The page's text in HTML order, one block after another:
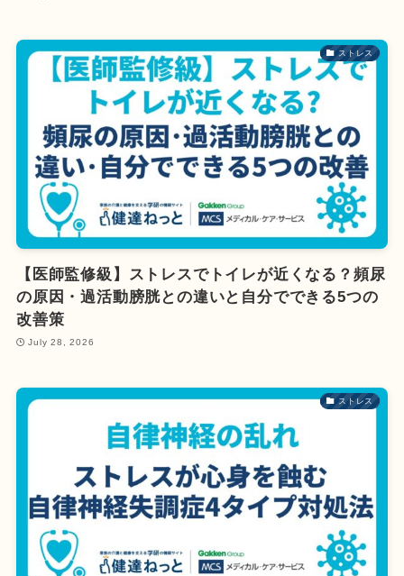
ストレス
【医師監修級】ストレスでトイレが近くなる？頻尿
の原因・過活動膀胱との違いと自分でできる5つの
改善策
July 28, 2026
ストレス